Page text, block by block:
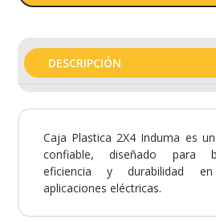
DESCRIPCIÓN
Caja Plastica 2X4 Induma es
confiable, diseñado para
eficiencia y durabilidad
aplicaciones eléctricas.